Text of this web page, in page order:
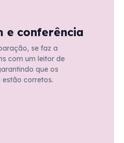
e conferência
se faz a
com um leitor de
que os
corretos.